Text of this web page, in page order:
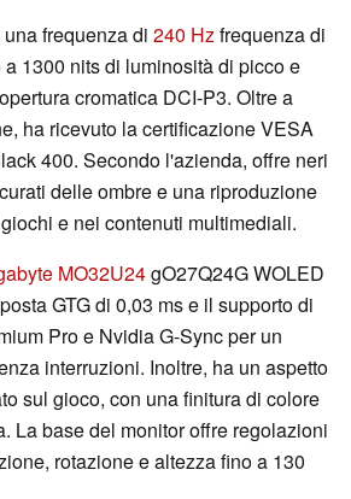
frequenza di 240 Hzfrequenza di
1300 nits di luminosità di picco e
cromatica DCI-P3. Oltre a
ha ricevuto la certificazione VESA
400. Secondo l'azienda, offre neri
delle ombre e una riproduzione
e nei contenuti multimediali.
MO32U24gO27Q24G WOLED
GTG di 0,03 ms e il supporto di
Pro e Nvidia G-Sync per un
interruzioni. Inoltre, ha un aspetto
sul gioco, con una finitura di colore
La base del monitor offre regolazioni
rotazione e altezza fino a 130